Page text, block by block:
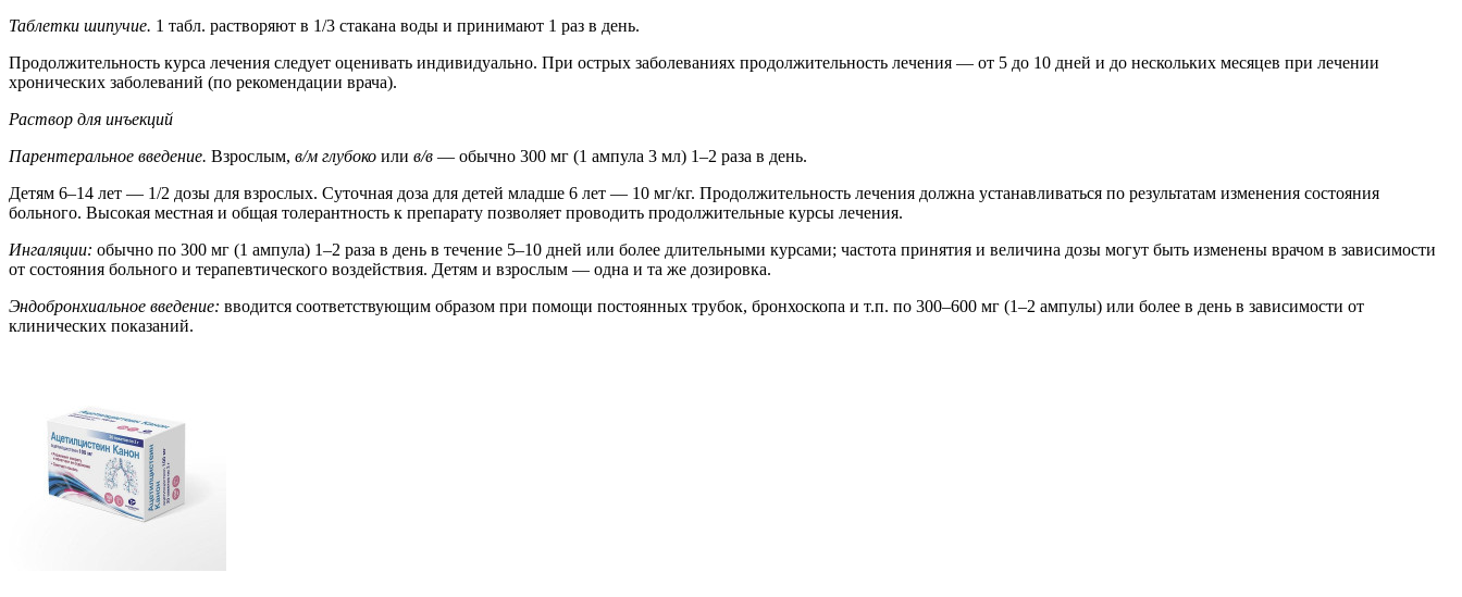
Таблетки шипучие. 1 табл. растворяют в 1/3 стакана воды и принимают 1 раз в день.
Продолжительность курса лечения следует оценивать индивидуально. При острых заболеваниях продолжительность лечения — от 5 до 10 дней и до нескольких месяцев при лечении
хронических заболеваний (по рекомендации врача).
Раствор для инъекций
Парентеральное введение. Взрослым, в/м глубоко или в/в — обычно 300 мг (1 ампула 3 мл) 1–2 раза в день.
Детям 6–14 лет — 1/2 дозы для взрослых. Суточная доза для детей младше 6 лет — 10 мг/кг. Продолжительность лечения должна устанавливаться по результатам изменения состояния
больного. Высокая местная и общая толерантность к препарату позволяет проводить продолжительные курсы лечения.
Ингаляции: обычно по 300 мг (1 ампула) 1–2 раза в день в течение 5–10 дней или более длительными курсами; частота принятия и величина дозы могут быть изменены врачом в зависимости
от состояния больного и терапевтического воздействия. Детям и взрослым — одна и та же дозировка.
Эндобронхиальное введение: вводится соответствующим образом при помощи постоянных трубок, бронхоскопа и т.п. по 300–600 мг (1–2 ампулы) или более в день в зависимости от
клинических показаний.